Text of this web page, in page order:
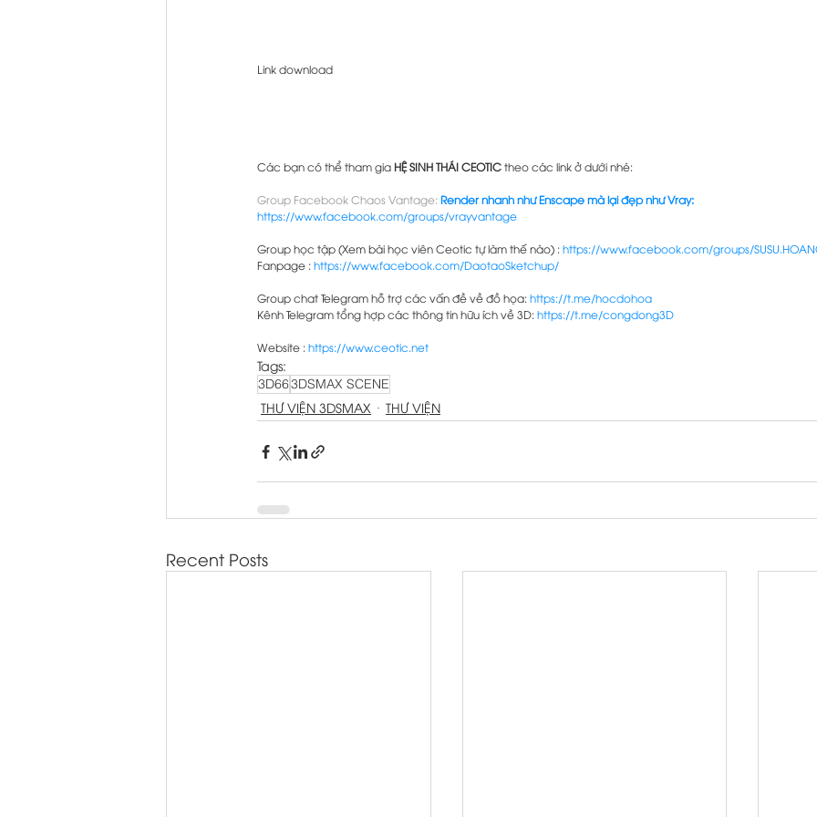
Link download
Các bạn có thể tham gia HỆ SINH THÁI CEOTIC theo các link ở dưới nhé:
Group Facebook Chaos Vantage: Render nhanh như Enscape mà lại đẹp như Vray:
https://www.facebook.com/groups/vrayvantage
Group học tập (Xem bài học viên Ceotic tự làm thế nào) : https://www.facebook.com/groups/
Fanpage : https://www.facebook.com/DaotaoSketchup/
Group chat Telegram hỗ trợ các vấn đề về đồ họa: https://t.me/hocdohoa
Kênh Telegram tổng hợp các thông tin hữu ích về 3D: https://t.me/congdong3D
Website : https://www.ceotic.net
Tags:
3D663DSMAX SCENE
THƯ VIỆN 3DSMAX THƯ VIỆN
Recent Posts